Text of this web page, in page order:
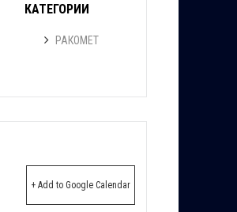
КАТЕГОРИИ
РАКОМЕТ
+ Add to Google Calendar